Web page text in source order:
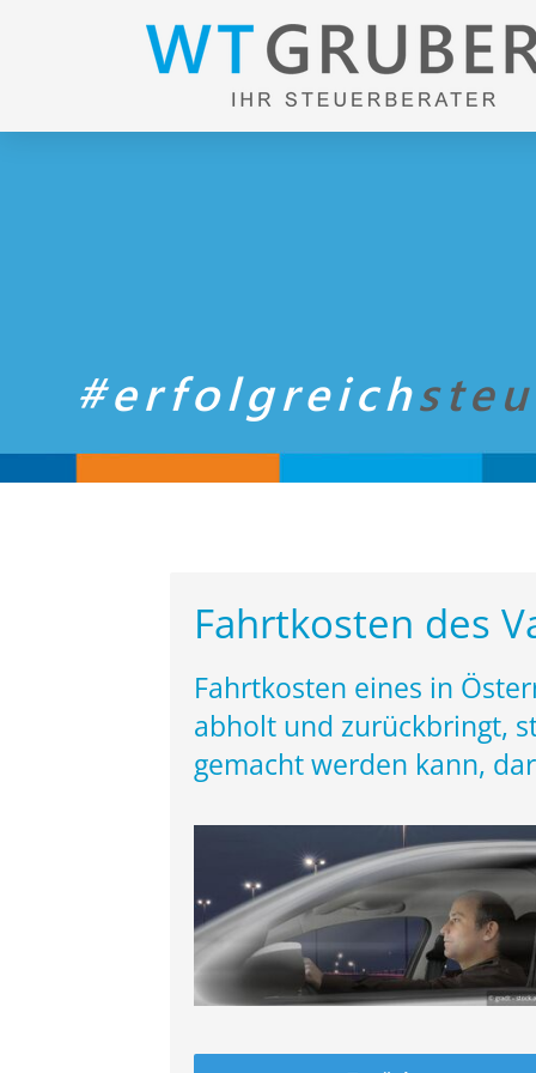
Fahrtkosten des
Fahrtkosten eines in
abholt und zurückbringt,
gemacht werden kann,